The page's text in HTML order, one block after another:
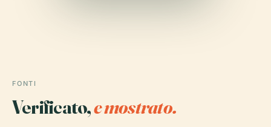
FONTI
Verificato,e mostrato.